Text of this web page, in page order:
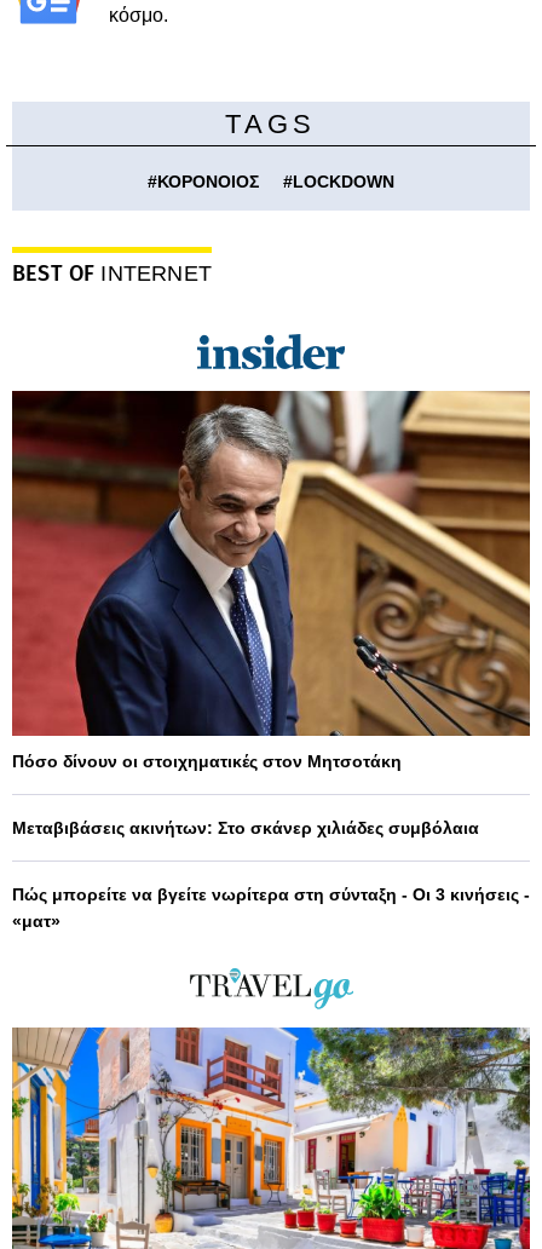
κόσμο.
TAGS
#ΚΟΡΟΝΟΙΟΣ #LOCKDOWN
BEST OF INTERNET
Πόσο δίνουν οι στοιχηματικές στον Μητσοτάκη
Μεταβιβάσεις ακινήτων: Στο σκάνερ χιλιάδες συμβόλαια
Πώς μπορείτε να βγείτε νωρίτερα στη σύνταξη - Οι 3 κινήσεις -
«ματ»